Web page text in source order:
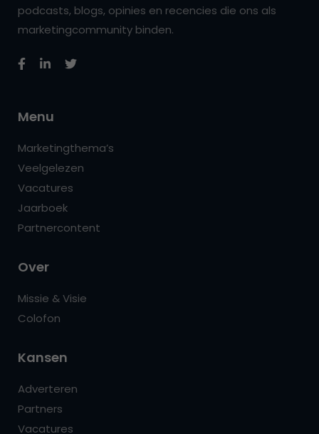
podcasts, blogs, opinies en recencies die ons als
marketingcommunity binden.
Menu
Marketingthema’s
Veelgelezen
Vacatures
Jaarboek
Partnercontent
Over
Missie & Visie
Colofon
Kansen
Adverteren
Partners
Vacatures